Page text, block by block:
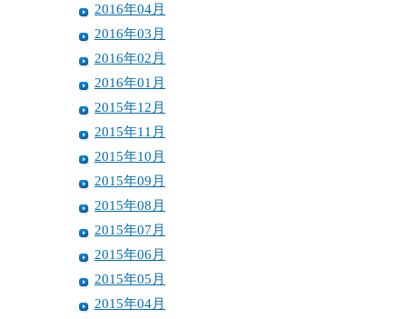
2016年04月
2016年03月
2016年02月
2016年01月
2015年12月
2015年11月
2015年10月
2015年09月
2015年08月
2015年07月
2015年06月
2015年05月
2015年04月